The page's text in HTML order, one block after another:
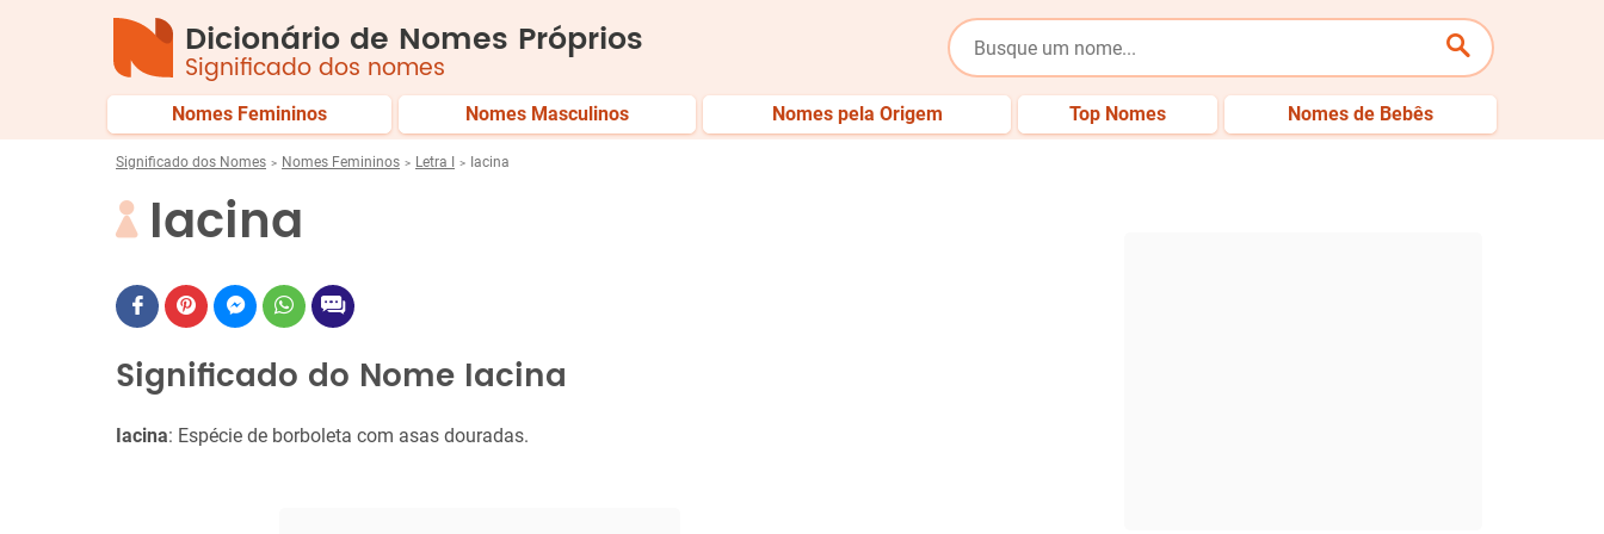
Dicionário de Nomes Próprios
Significado dos nomes
Nomes Femininos Nomes Masculinos Nomes pela Origem Top Nomes Nomes de Bebês
Significado dos Nomes Nomes Femininos Letra I Iacina
Iacina
Significado do Nome Iacina
Iacina: Espécie de borboleta com asas douradas.